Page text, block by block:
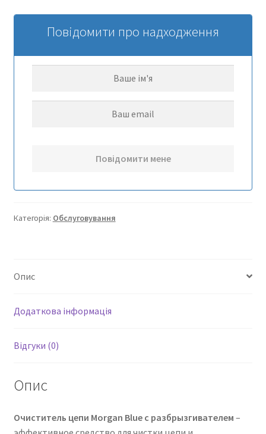
Повідомити про надходження
Категорія: Обслуговування
Опис
Додаткова інформація
Відгуки (0)
Опис
Очиститель цепи Morgan Blue с разбрызгивателем –